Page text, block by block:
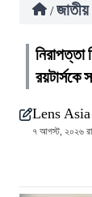
/ জাতীয়
নিরাপত্তা
রয়টার্সকে
Lens Asia
৭ আগস্ট, ২০২৬